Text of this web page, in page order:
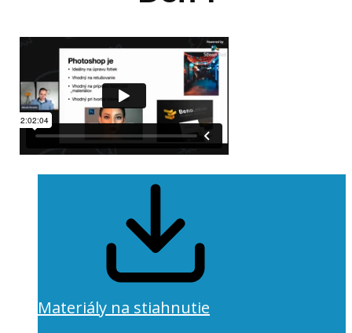
Materiály na stiahnutie